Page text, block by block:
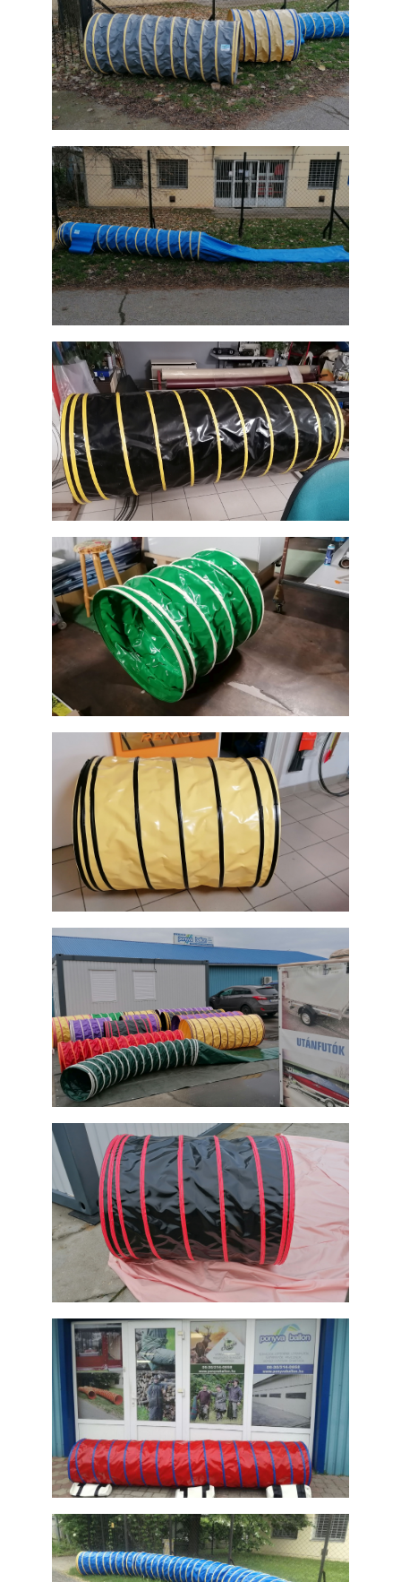
FŐOLDAL
SZOLGÁLTATÁSOK
CÉGÜNKRŐL
REFERENCIÁK /
KAPCSOLAT